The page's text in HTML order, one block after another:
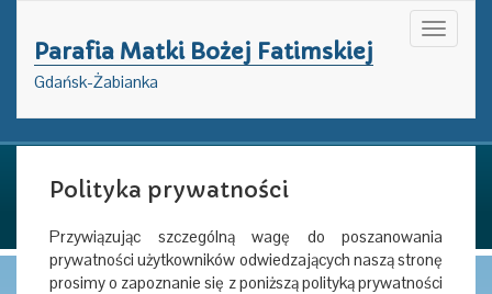
Parafia Matki Bożej Fatimskiej
Gdańsk-Żabianka
Toggle
Polityka prywatności
Przywiązując szczególną wagę do poszanowania
prywatności użytkowników odwiedzających naszą stronę
prosimy o zapoznanie się z poniższą polityką prywatności